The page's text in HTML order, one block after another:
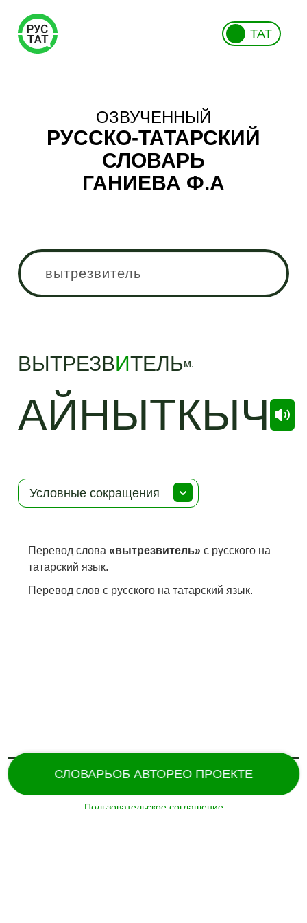
СЛОВАРЬОБ АВТОРЕО ПРОЕКТЕ
ТАТ
ОЗВУЧЕННЫЙ
РУССКО-ТАТАРСКИЙ
СЛОВАРЬ
ГАНИЕВА Ф.А
ВЫТРЕЗВИТЕЛЬм.
АЙНЫТКЫЧ
Условные сокращения
Перевод слова«вытрезвитель» с русского на
татарский язык.
Перевод слов с русского на татарский язык.
Пользовательское соглашение